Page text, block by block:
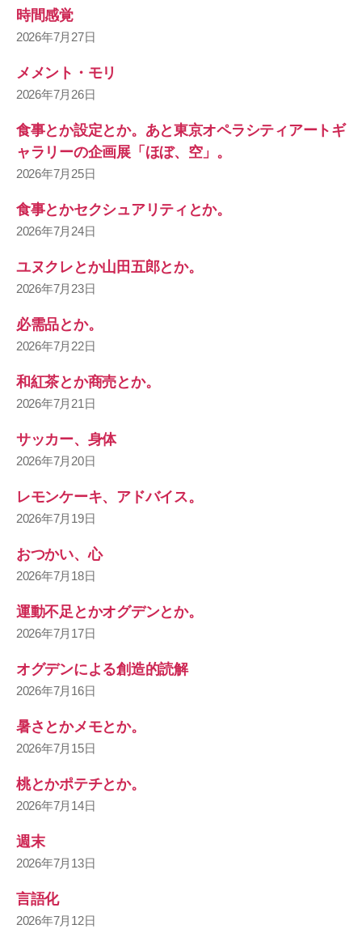
時間感覚
2026年7月27日
メメント・モリ
2026年7月26日
食事とか設定とか。あと東京オペラシティアートギ
ャラリーの企画展「ほぼ、空」。
2026年7月25日
食事とかセクシュアリティとか。
2026年7月24日
ユヌクレとか山田五郎とか。
2026年7月23日
必需品とか。
2026年7月22日
和紅茶とか商売とか。
2026年7月21日
サッカー、身体
2026年7月20日
レモンケーキ、アドバイス。
2026年7月19日
おつかい、心
2026年7月18日
運動不足とかオグデンとか。
2026年7月17日
オグデンによる創造的読解
2026年7月16日
暑さとかメモとか。
2026年7月15日
桃とかポテチとか。
2026年7月14日
週末
2026年7月13日
言語化
2026年7月12日